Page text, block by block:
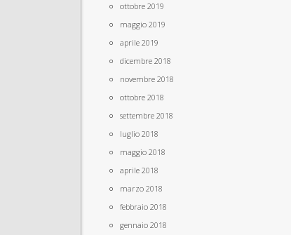
ottobre 2019
maggio 2019
aprile 2019
dicembre 2018
novembre 2018
ottobre 2018
settembre 2018
luglio 2018
maggio 2018
aprile 2018
marzo 2018
febbraio 2018
gennaio 2018